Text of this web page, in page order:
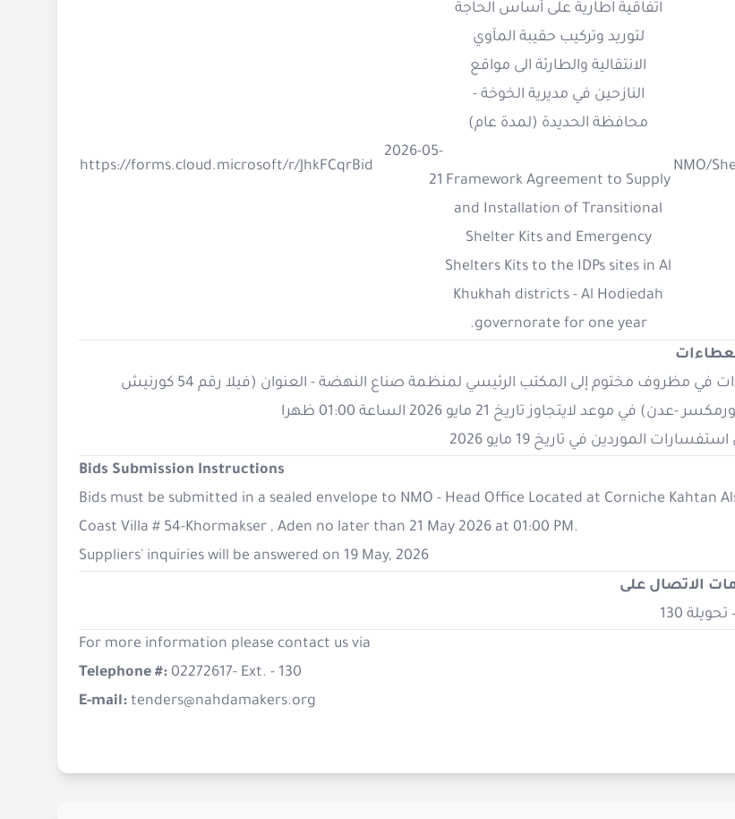
NMO/
اتفاقية اطارية على أساس الحاجة
لتوريد وتركيب حقيبة المآوي
الانتقالية والطارئة الى مواقع
النازحين في مديرية الخوخة -
محافظة الحديدة (لمدة عام)
Framework Agreement to Supply
and Installation of Transitional
Shelter Kits and Emergency
Shelters Kits to the IDPs sites in Al
Khukhah districts - Al Hodiedah
governorate for one year.
2026-05-
21
https://forms.cloud.microsoft/r/JhkFCqrBid
يجب تقديم العطاءات في مظروف مختوم إلى المكتب الرئيسي لمنظمة صناع النهضة - العنوان (فيلا رقم 54 كورنيش
موعد لايتجاوز تاريخ 21 مايو 2026 الساعة 01:00 ظهرا
الموردين في تاريخ 19 مايو 2026
Bids Submission Instructions
Bids must be submitted in a sealed envelope to NMO - Head Office Located at Corniche Kahtan
Coast Villa # 54-Khormakser , Aden no later than 21 May 2026 at 01:00 PM.
Suppliers' inquiries will be answered on 19 May, 2026
الاتصال على
For more information please contact us via
Telephone #: 02272617- Ext. - 130
E-mail: tenders@nahdamakers.org